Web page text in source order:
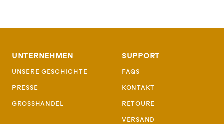
UNTERNEHMEN
UNSERE GESCHICHTE
PRESSE
GROSSHANDEL
SUPPORT
FAQS
KONTAKT
RETOURE
VERSAND